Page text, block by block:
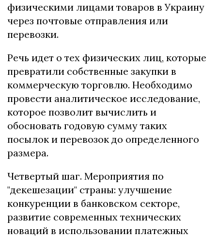
физическими лицами товаров в Украину
через почтовые отправления или
перевозки.
Речь идет о тех физических лиц, которые
превратили собственные закупки в
коммерческую торговлю. Необходимо
провести аналитическое исследование,
которое позволит вычислить и
обосновать годовую сумму таких
посылок и перевозок до определенного
размера.
Четвертый шаг. Мероприятия по
"декешезации" страны: улучшение
конкуренции в банковском секторе,
развитие современных технических
новаций в использовании платежных